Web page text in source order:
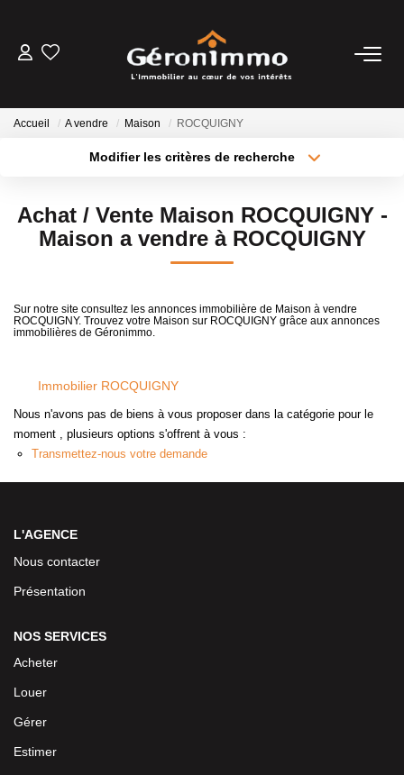
NOTRE AGENCE
Accueil A vendre Maison ROCQUIGNY
Modifier les critères de recherche
Sélectionnez...
Type de bien
Surface min
Créer une alerte
Achat / Vente Maison ROCQUIGNY -
Maison a vendre à ROCQUIGNY
Sur notre site consultez les annonces immobilière de Maison à vendre
ROCQUIGNY. Trouvez votre Maison sur ROCQUIGNY grâce aux annonces
immobilières de Géronimmo.
Immobilier ROCQUIGNY
Nous n'avons pas de biens à vous proposer dans la catégorie pour le
moment , plusieurs options s'offrent à vous :
Transmettez-nous votre demande
L'AGENCE
Nous contacter
Présentation
NOS SERVICES
Acheter
Louer
Gérer
Estimer